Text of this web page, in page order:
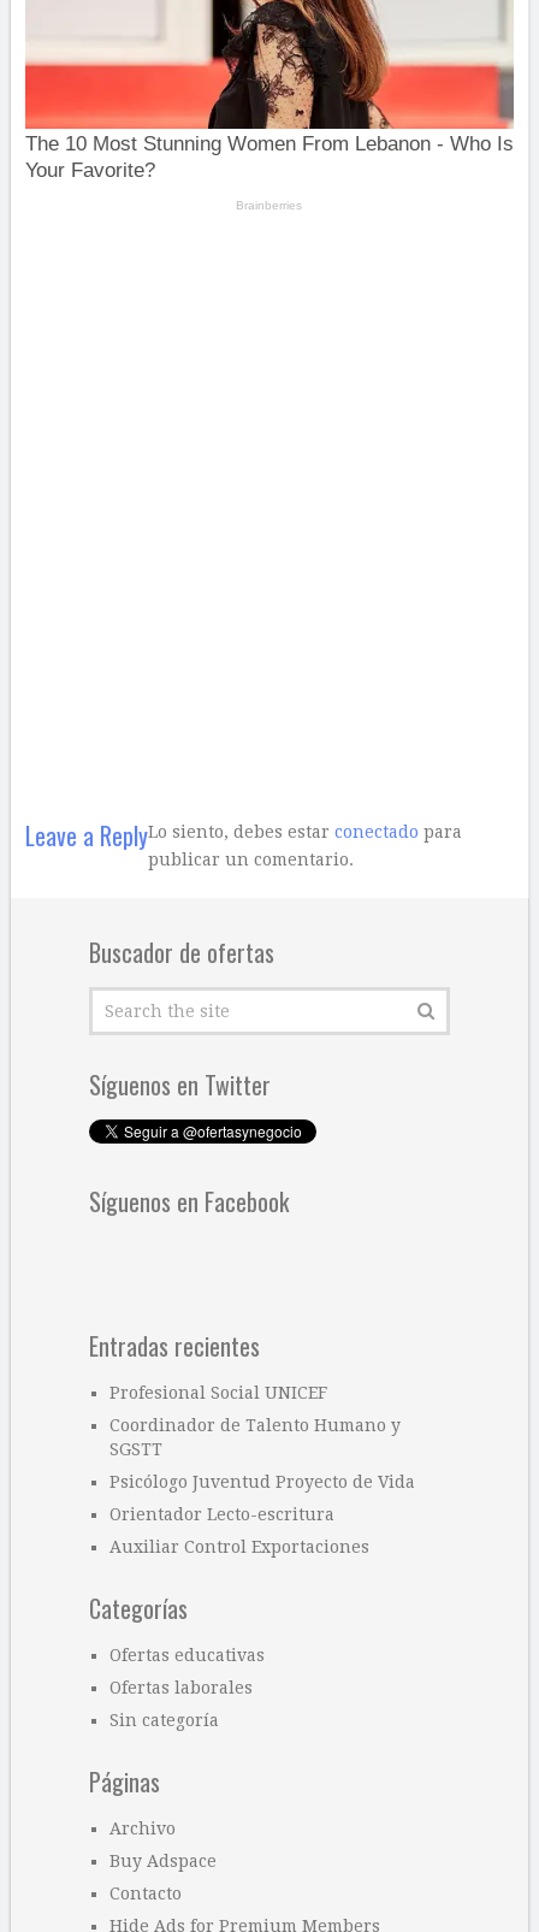
Leave a ReplyLo siento, debes estar conectado para
publicar un comentario.
Buscador de ofertas
Síguenos en Twitter
Síguenos en Facebook
Entradas recientes
Profesional Social UNICEF
Coordinador de Talento Humano y
SGSTT
Psicólogo Juventud Proyecto de Vida
Orientador Lecto-escritura
Auxiliar Control Exportaciones
Categorías
Ofertas educativas
Ofertas laborales
Sin categoría
Páginas
Archivo
Buy Adspace
Contacto
Hide Ads for Premium Members